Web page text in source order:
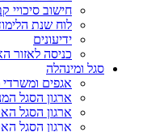
חישוב סיכויי
לוח שנת
ידיעונים
כניסה לאזור
סגל ומינהלה
אגפים ומשרדי
ארגון הסגל
ארגון הסגל
ארגון הסגל